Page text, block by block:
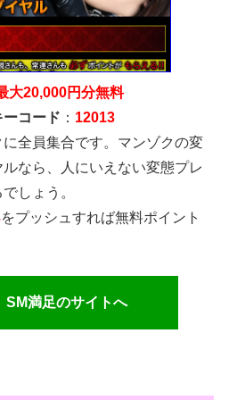
大20,000円分無料
ーコード ： 12013
全員集合です。マンゾクの変
なら、人にいえない変態プレ
しょう。
をプッシュすれば無料ポイント
SM満足のサイトへ